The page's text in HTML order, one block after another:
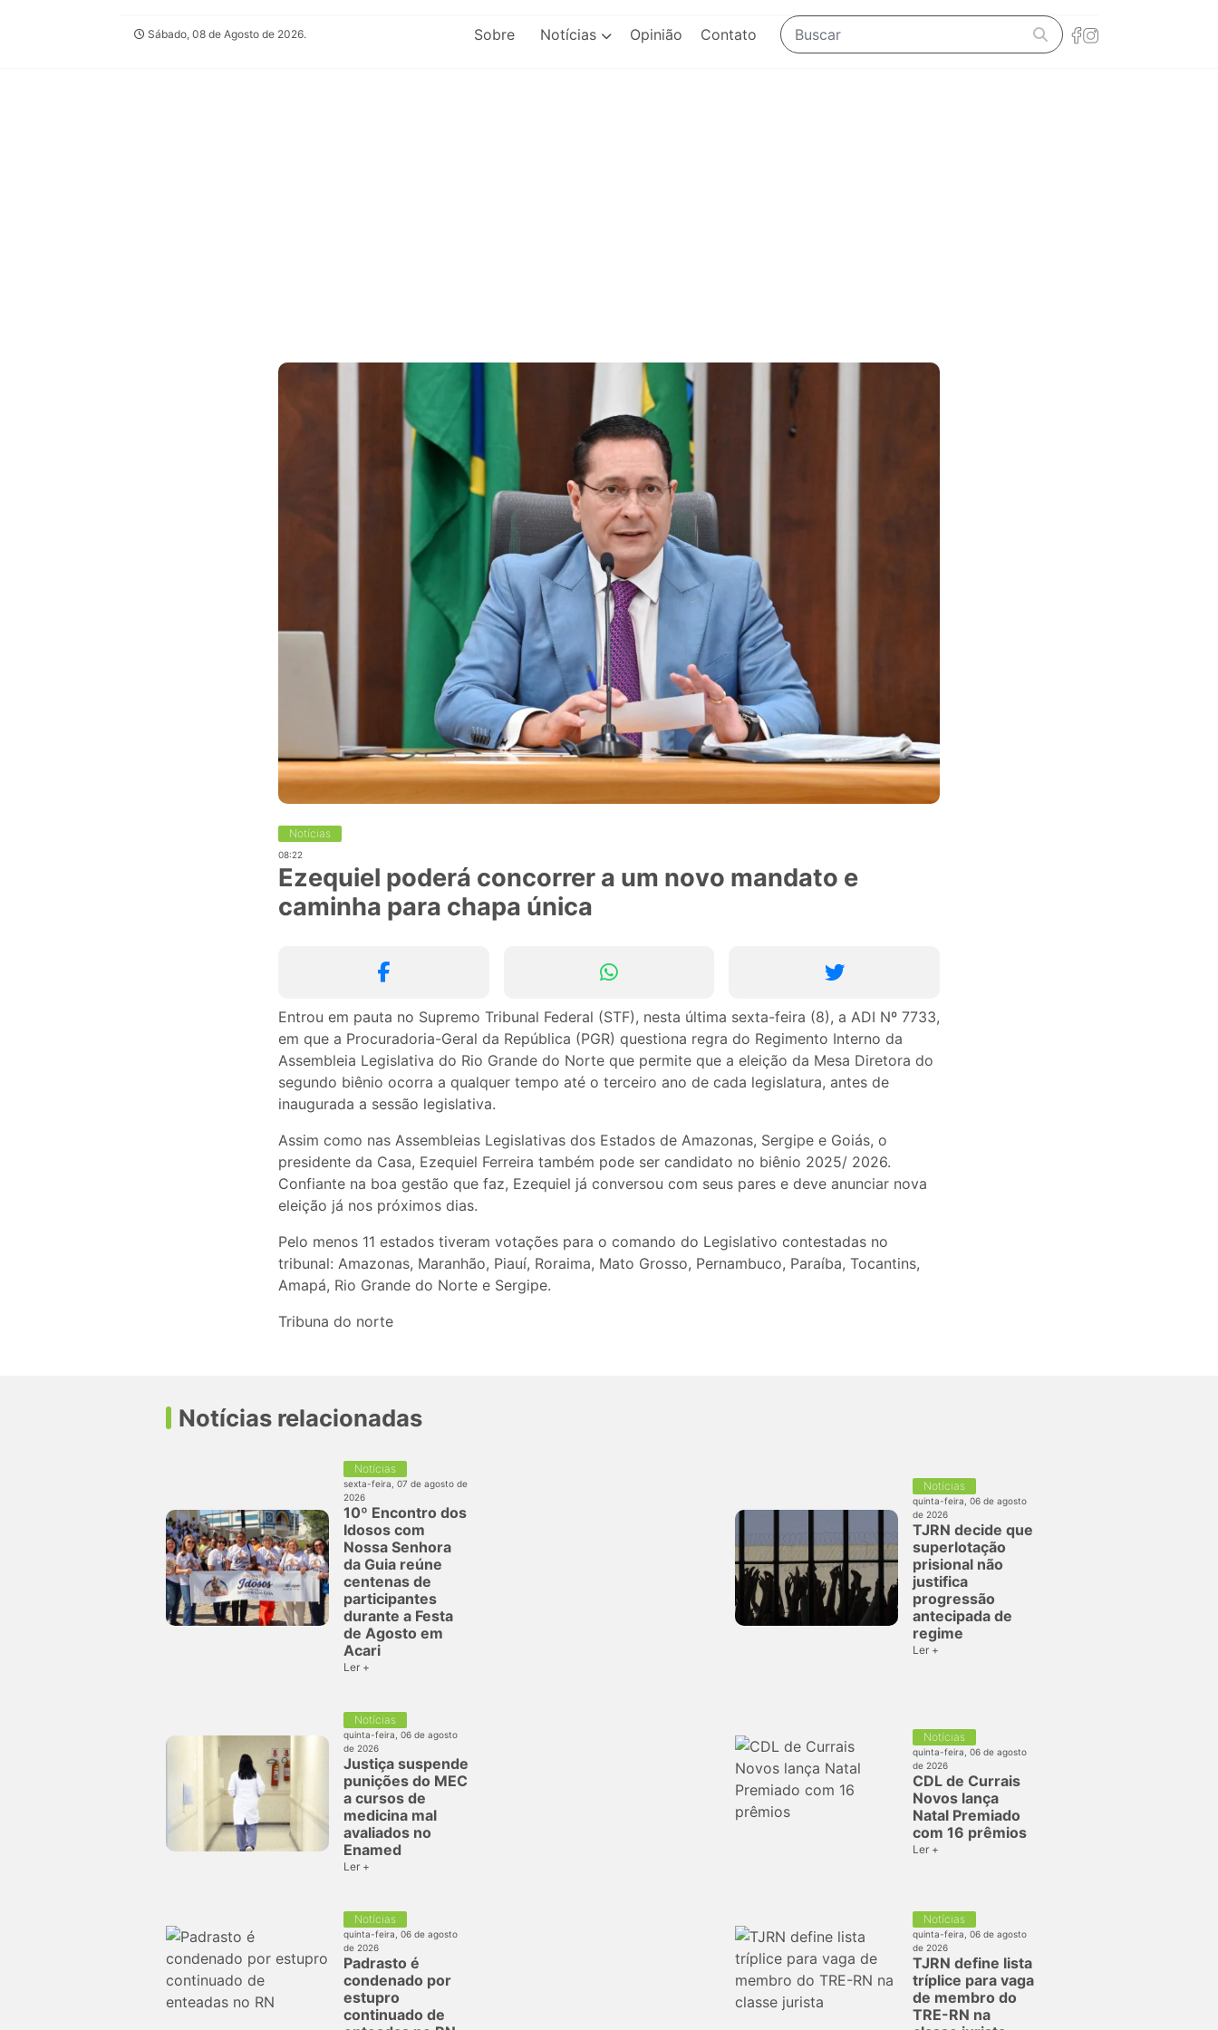
Sábado, 08 de Agosto de 2026. Sobre Notícias Opinião Contato
Notícias
08:22
Ezequiel poderá concorrer a um novo mandato e
caminha para chapa única
Entrou em pauta no Supremo Tribunal Federal (STF), nesta última sexta-feira (8), a ADI Nº 7733,
em que a Procuradoria-Geral da República (PGR) questiona regra do Regimento Interno da
Assembleia Legislativa do Rio Grande do Norte que permite que a eleição da Mesa Diretora do
segundo biênio ocorra a qualquer tempo até o terceiro ano de cada legislatura, antes de
inaugurada a sessão legislativa.
Assim como nas Assembleias Legislativas dos Estados de Amazonas, Sergipe e Goiás, o
presidente da Casa, Ezequiel Ferreira também pode ser candidato no biênio 2025/ 2026.
Confiante na boa gestão que faz, Ezequiel já conversou com seus pares e deve anunciar nova
eleição já nos próximos dias.
Pelo menos 11 estados tiveram votações para o comando do Legislativo contestadas no
tribunal: Amazonas, Maranhão, Piauí, Roraima, Mato Grosso, Pernambuco, Paraíba, Tocantins,
Amapá, Rio Grande do Norte e Sergipe.
Tribuna do norte
Notícias relacionadas
Notícias
sexta-feira, 07 de agosto de
2026
10º Encontro dos
Idosos com
Nossa Senhora
da Guia reúne
centenas de
participantes
durante a Festa
de Agosto em
Acari
Ler +
Notícias
quinta-feira, 06 de agosto
de 2026
TJRN decide que
superlotação
prisional não
justifica
progressão
antecipada de
regime
Ler +
Notícias
quinta-feira, 06 de agosto
de 2026
Justiça suspende
punições do MEC
a cursos de
medicina mal
avaliados no
Enamed
Ler +
Notícias
quinta-feira, 06 de agosto
de 2026
CDL de Currais
Novos lança
Natal Premiado
com 16 prêmios
Ler +
Notícias
quinta-feira, 06 de agosto
de 2026
Padrasto é
condenado por
estupro
continuado de
Notícias
quinta-feira, 06 de agosto
de 2026
TJRN define lista
tríplice para vaga
de membro do
TRE-RN na